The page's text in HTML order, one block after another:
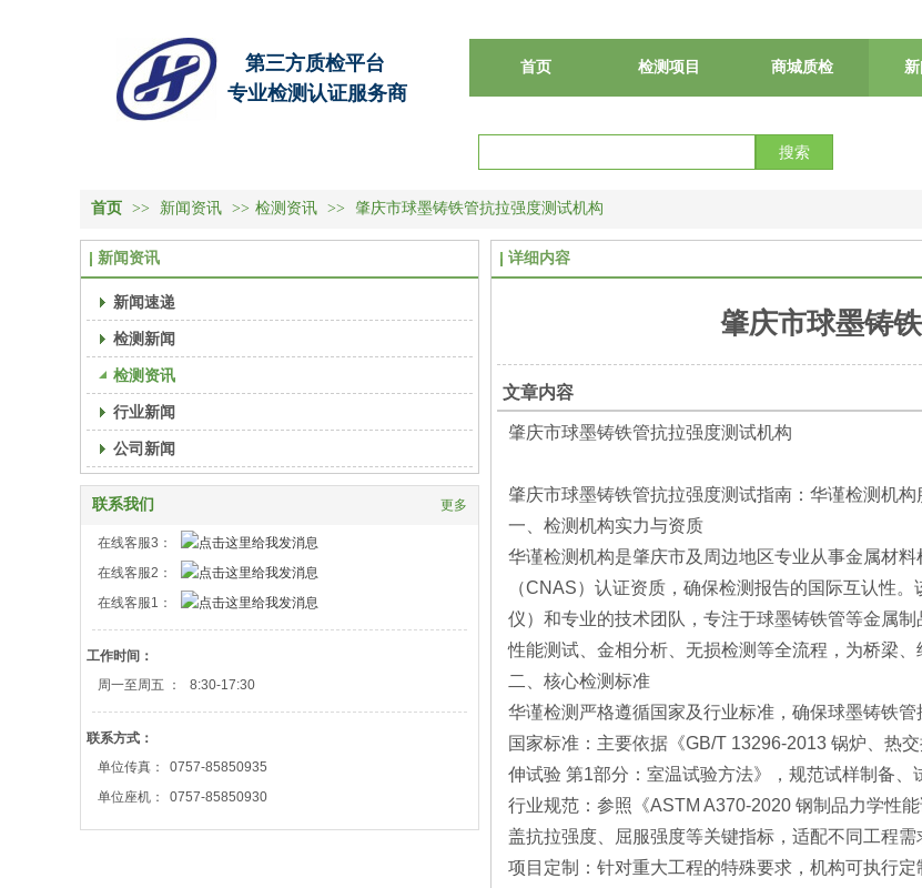
第三方质检平台
专业检测认证服务商
搜索
首页 检测项目 商城质检
首页 >> 新闻资讯 >> 检测资讯 >> 肇庆市球墨铸铁管抗拉强度测试机构
新闻资讯
新闻速递
检测新闻
检测资讯
行业新闻
公司新闻
联系我们 更多
在线客服3：
在线客服2：
在线客服1：
工作时间：
周一至周五 ：
8:30-17:30
联系方式：
单位传真：
0757-85850935
单位座机：
0757-85850930
详细内容
肇庆市球墨铸
文章内容
肇庆市球墨铸铁管抗拉强度测试机构
肇庆市球墨铸铁管抗拉强度测试指南：华谨检测机构
一、检测机构实力与资质
华谨检测机构是肇庆市及周边地区专业从事金属材
（CNAS）认证资质，确保检测报告的国际互认性
仪）和专业的技术团队，专注于球墨铸铁管等金属
性能测试、金相分析、无损检测等全流程，为桥梁、
二、核心检测标准
华谨检测严格遵循国家及行业标准，确保球墨铸铁管
国家标准：主要依据《GB/T 13296-2013 锅炉、热
伸试验 第1部分：室温试验方法》，规范试样制备、
行业规范：参照《ASTM A370-2020 钢制品力学性
盖抗拉强度、屈服强度等关键指标，适配不同工程需
项目定制：针对重大工程的特殊要求，机构可执行定